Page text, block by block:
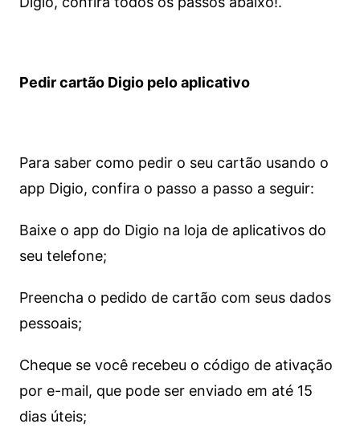
Pedir cartão Digio pelo aplicativo
Para saber como pedir o seu cartão usando o
app Digio, confira o passo a passo a seguir:
Baixe o app do Digio na loja de aplicativos do
seu telefone;
Preencha o pedido de cartão com seus dados
pessoais;
Cheque se você recebeu o código de ativação
por e-mail, que pode ser enviado em até 15
dias úteis;